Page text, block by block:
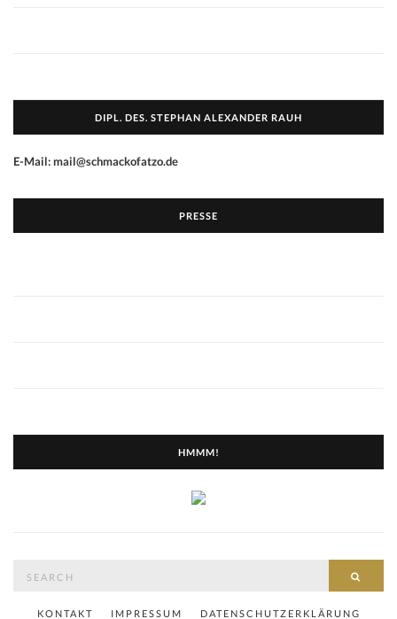
DIPL. DES. STEPHAN ALEXANDER RAUH
E-Mail: mail@schmackofatzo.de
PRESSE
HMMM!
KONTAKT IMPRESSUM DATENSCHUTZERKLÄRUNG